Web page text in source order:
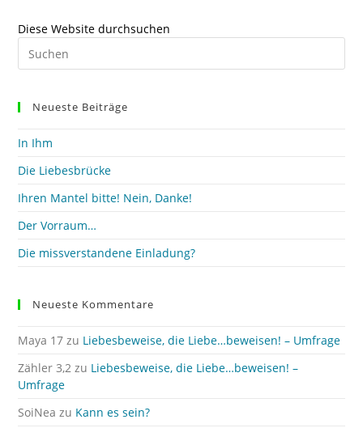
Diese Website durchsuchen
Neueste Beiträge
In Ihm
Die Liebesbrücke
Ihren Mantel bitte! Nein, Danke!
Der Vorraum…
Die missverstandene Einladung?
Neueste Kommentare
Maya 17 zu Liebesbeweise, die Liebe…beweisen! – Umfrage
Zähler 3,2 zu Liebesbeweise, die Liebe…beweisen! –
Umfrage
SoiNea zu Kann es sein?